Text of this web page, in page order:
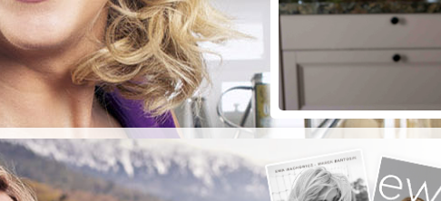
PIECZYSTE POD
CHMURKĄ!
Przepisy na grilla;-)